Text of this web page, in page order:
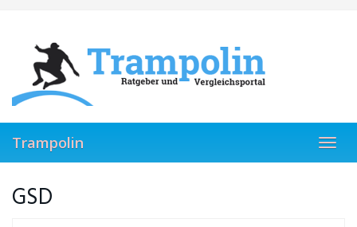
content
Trampolin
GSD